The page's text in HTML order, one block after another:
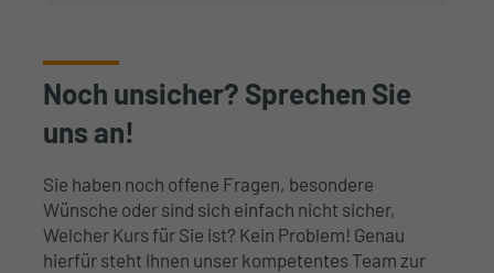
Noch unsicher? Sprechen Sie
uns an!
Sie haben noch offene Fragen, besondere
Wünsche oder sind sich einfach nicht sicher,
Welcher Kurs für Sie ist? Kein Problem! Genau
hierfür steht Ihnen unser kompetentes Team zur